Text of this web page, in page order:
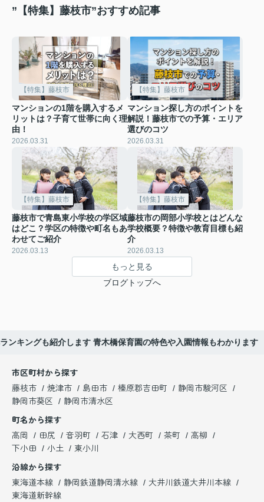
”【特集】藤枝市”おすすめ記事
【特集】藤枝市
マンションの1階を購入するメ
リットは？子育て世帯に向く理
由！
2026.03.31
【特集】藤枝市
マンション探し方のポイントを
解説！藤枝市での予算・エリア
選びのコツ
2026.03.31
【特集】藤枝市
藤枝市で青島東小学校の学区域
はどこ？学区の特徴や町名もあ
わせてご紹介
2026.03.13
【特集】藤枝市
藤枝市の岡部小学校とはどんな
学校概要？特徴や教育目標も紹
介
2026.03.13
もっと見る
ブログトップへ
ンキングも紹介します 青木橋保育園の特色や入園情報もわかります
市区町村から探す
藤枝市
焼津市 島田市 榛原郡吉田町
静岡市駿河区
静岡市葵区
静岡市清水区
町名から探す
高岡
田尻 音羽町 石津 大西町 茶町
高柳
下小田
小土
東小川
沿線から探す
東海道本線
静岡鉄道静岡清水線
大井川鉄道大井川本線
東海道新幹線